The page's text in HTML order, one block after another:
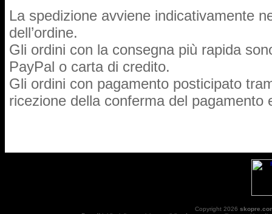
La spedizione avviene indicativamente
dell’ordine.
Gli ordini con la consegna più rapida
PayPal o carta di credito.
Gli ordini con pagamento posticipato
ricezione della conferma del
Copyright 2026